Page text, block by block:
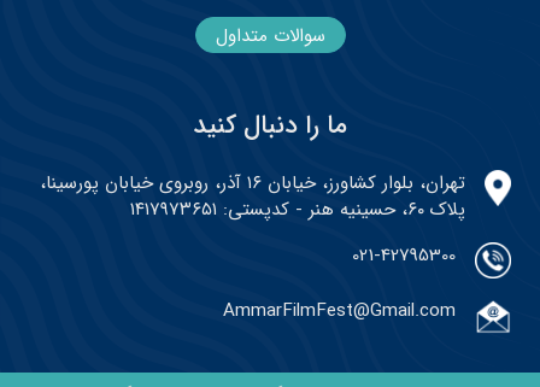
سوالات متداول
ما را دنبال کنید
تهران، بلوار کشاورز، خیابان ۱۶ آذر، روبروی خیابان پورسینا،
پلاک ۶۰، حسینیه هنر - کدپستی: ۱۴۱۷۹۷۳۶۵۱
021-42795300
AmmarFilmFest@Gmail.com